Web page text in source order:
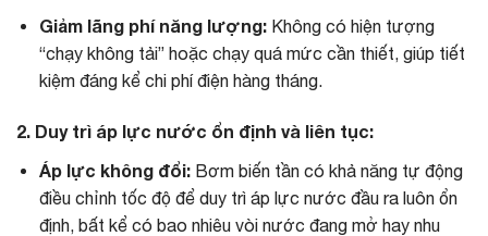
Giảm lãng phí năng lượng:Không có hiện tượng
“chạy không tải” hoặc chạy quá mức cần thiết, giúp tiết
kiệm đáng kể chi phí điện hàng tháng.
2. Duy trì áp lực nước ổn định và liên tục:
Áp lực không đổi:Bơm biến tần có khả năng tự động
điều chỉnh tốc độ để duy trì áp lực nước đầu ra luôn ổn
định, bất kể có bao nhiêu vòi nước đang mở hay nhu